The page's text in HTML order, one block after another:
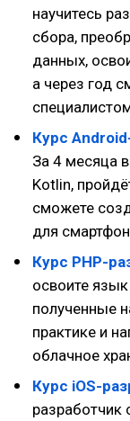
научитесь
сбора,
данных,
а через год
Курс
За 4 месяца
Kotlin,
сможете
для
Курс PHP-
освоите
полученные
практике и
облачное
Курс iOS-
разработчик